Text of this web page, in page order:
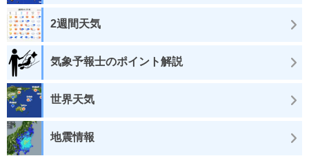
2週間天気
気象予報士のポイント解説
世界天気
地震情報